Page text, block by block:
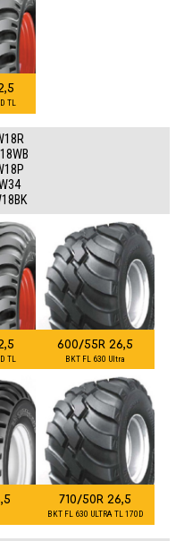
TL
TL
600/55R 26,5
BKT FL 630 Ultra
710/50R 26,5
BKT FL 630 ULTRA TL 170D